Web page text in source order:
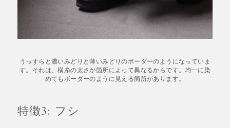
うっすらと濃いみどりと薄いみどりのボーダーのようになっていま
す。それは、横糸の太さが箇所によって異なるからです。均一に染
めてもボーダーのように見える箇所があります。
特徴3: フシ